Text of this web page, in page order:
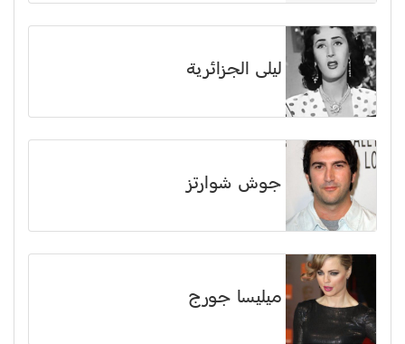
ليلى الجزائرية
جوش شوارتز
ميليسا جورج